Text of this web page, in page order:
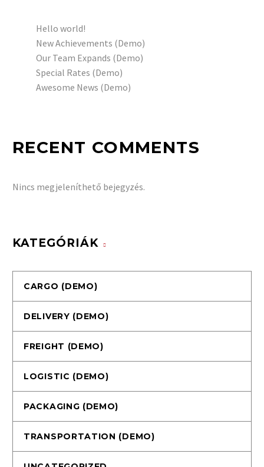
Hello world!
New Achievements (Demo)
Our Team Expands (Demo)
Special Rates (Demo)
Awesome News (Demo)
RECENT COMMENTS
Nincs megjeleníthető bejegyzés.
KATEGÓRIÁK
CARGO (DEMO)
DELIVERY (DEMO)
FREIGHT (DEMO)
LOGISTIC (DEMO)
PACKAGING (DEMO)
TRANSPORTATION (DEMO)